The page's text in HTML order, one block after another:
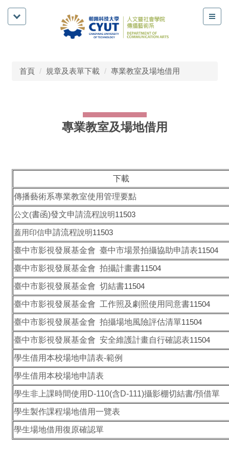
首頁 規章及表單下載 專業教室及場地借用
專業教室及場地借用
下載
傳播藝術系專業教室使用管理要點
公文(書函)發文申請流程說明11503
蓋用印信申請流程說明11503
臺中市影視發展基金會 臺中市場景拍攝協助申請表11504
臺中市影視發展基金會 拍攝計畫書11504
臺中市影視發展基金會 切結書11504
臺中市影視發展基金會 工作照及劇照使用同意書11504
臺中市影視發展基金會 拍攝場地風險評估清單11504
臺中市影視發展基金會 安全維護計畫自行確認表11504
學生借用本校場地申請表-範例
學生借用本校場地申請表
學生非上課時間使用D-110(含D-111)攝影棚切結書/預借單
學生製作課程場地借用一覽表
學生場地借用復原確認單